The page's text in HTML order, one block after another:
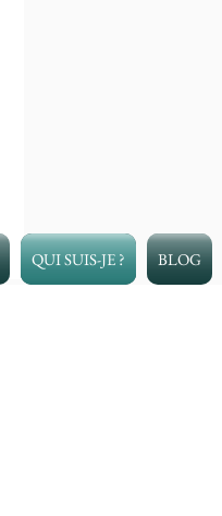
QUI SUIS-JE ? BLOG